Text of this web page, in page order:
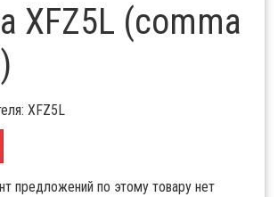
XFZ5L (comma
XFZ5L
предложений по этому товару нет